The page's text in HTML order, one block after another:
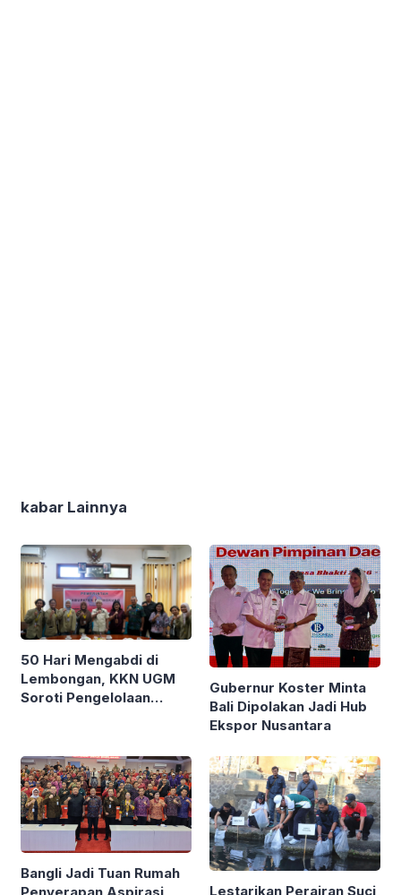
kabar Lainnya
50 Hari Mengabdi di
Lembongan, KKN UGM
Soroti Pengelolaan
Gubernur Koster Minta
Bali Dipolakan Jadi Hub
Ekspor Nusantara
Bangli Jadi Tuan Rumah
Lestarikan Perairan Suci,